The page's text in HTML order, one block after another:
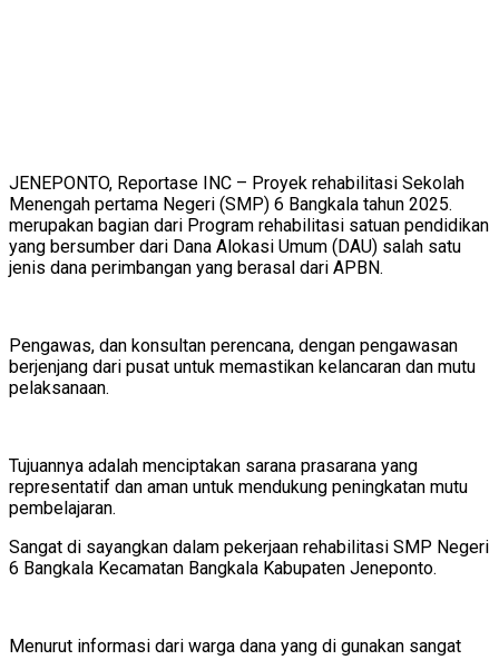
JENEPONTO, Reportase INC – Proyek rehabilitasi Sekolah
Menengah pertama Negeri (SMP) 6 Bangkala tahun 2025.
merupakan bagian dari Program rehabilitasi satuan pendidikan
yang bersumber dari Dana Alokasi Umum (DAU) salah satu
jenis dana perimbangan yang berasal dari APBN.
Pengawas, dan konsultan perencana, dengan pengawasan
berjenjang dari pusat untuk memastikan kelancaran dan mutu
pelaksanaan.
Tujuannya adalah menciptakan sarana prasarana yang
representatif dan aman untuk mendukung peningkatan mutu
pembelajaran.
Sangat di sayangkan dalam pekerjaan rehabilitasi SMP Negeri
6 Bangkala Kecamatan Bangkala Kabupaten Jeneponto.
Menurut informasi dari warga dana yang di gunakan sangat